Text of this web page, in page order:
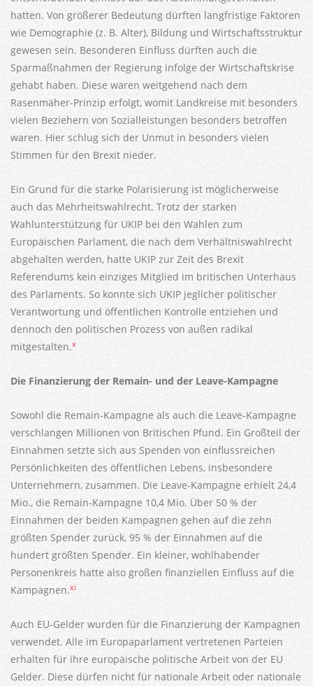
hatten. Von größerer Bedeutung dürften langfristige Faktoren
wie Demographie (z. B. Alter), Bildung und Wirtschaftsstruktur
gewesen sein. Besonderen Einfluss dürften auch die
Sparmaßnahmen der Regierung infolge der Wirtschaftskrise
gehabt haben. Diese waren weitgehend nach dem
Rasenmäher-Prinzip erfolgt, womit Landkreise mit besonders
vielen Beziehern von Sozialleistungen besonders betroffen
waren. Hier schlug sich der Unmut in besonders vielen
Stimmen für den Brexit nieder.
Ein Grund für die starke Polarisierung ist möglicherweise
auch das Mehrheitswahlrecht. Trotz der starken
Wahlunterstützung für UKIP bei den Wahlen zum
Europäischen Parlament, die nach dem Verhältniswahlrecht
abgehalten werden, hatte UKIP zur Zeit des Brexit
Referendums kein einziges Mitglied im britischen Unterhaus
des Parlaments. So konnte sich UKIP jeglicher politischer
Verantwortung und öffentlichen Kontrolle entziehen und
dennoch den politischen Prozess von außen radikal
mitgestalten.x
Die Finanzierung der Remain- und der Leave-Kampagne
Sowohl die Remain-Kampagne als auch die Leave-Kampagne
verschlangen Millionen von Britischen Pfund. Ein Großteil der
Einnahmen setzte sich aus Spenden von einflussreichen
Persönlichkeiten des öffentlichen Lebens, insbesondere
Unternehmern, zusammen. Die Leave-Kampagne erhielt 24,4
Mio., die Remain-Kampagne 10,4 Mio. Über 50 % der
Einnahmen der beiden Kampagnen gehen auf die zehn
größten Spender zurück, 95 % der Einnahmen auf die
hundert größten Spender. Ein kleiner, wohlhabender
Personenkreis hatte also großen finanziellen Einfluss auf die
Kampagnen.xi
Auch EU-Gelder wurden für die Finanzierung der Kampagnen
verwendet. Alle im Europaparlament vertretenen Parteien
erhalten für ihre europäische politische Arbeit von der EU
Gelder. Diese dürfen nicht für nationale Arbeit oder nationale